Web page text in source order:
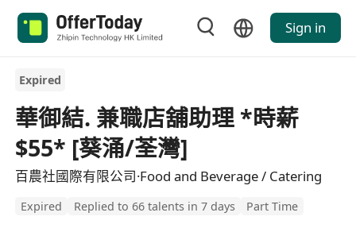
Sign in
Expired
華御結. 兼職店舖助理 *時薪
$55* [葵涌/荃灣]
百農社國際有限公司·Food and Beverage / Catering
Expired Replied to 66 talents in 7 days Part Time